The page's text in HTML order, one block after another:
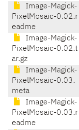
Image-Magick-
PixelMosaic-0.02.r
eadme
Image-Magick-
PixelMosaic-0.02.t
ar.gz
Image-Magick-
PixelMosaic-0.03.
meta
Image-Magick-
PixelMosaic-0.03.r
eadme